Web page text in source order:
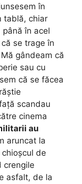
în
tablă, chiar
în acel
se trage în
gândeam că
sau cu
că se făcea
scandau
cinema
au
aruncat la
de
crengile
asfalt, de la